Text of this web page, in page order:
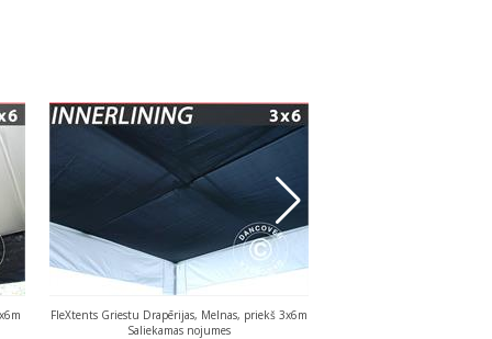
FleXtents Griestu Drapērijas, Melnas, priekš 3x6m
Saliekamas nojumes